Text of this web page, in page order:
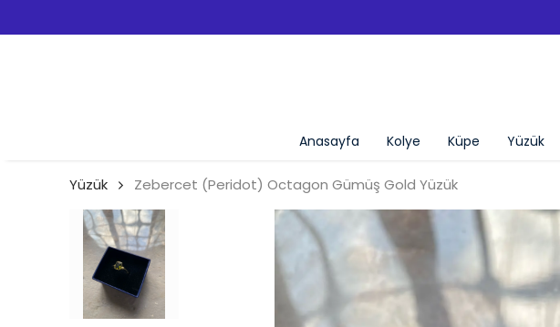
Anasayfa Kolye Küpe Yüzük
Yüzük Zebercet (Peridot) Octagon Gümüş Gold Yüzük